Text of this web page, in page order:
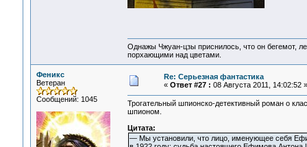
Однажы Чжуан-цзы приснилось, что он бегемот,
порхающими над цветами.
Феникс
Ветеран
Сообщений: 1045
Re: Серьезная фантастика
« Ответ #27 : 08 Августа 2011, 14:02:52 »
Трогательный шпионско-детективный роман о
шпионом.
Цитата:
— Мы установили, что лицо, именующее себя